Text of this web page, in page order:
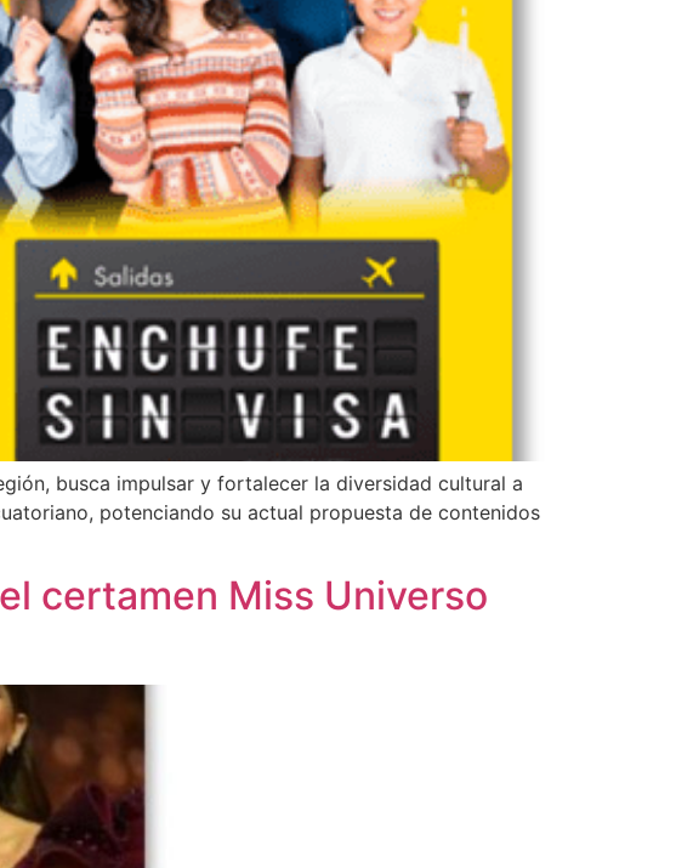
busca impulsar y fortalecer la diversidad cultural a
potenciando su actual propuesta de contenidos
certamen Miss Universo